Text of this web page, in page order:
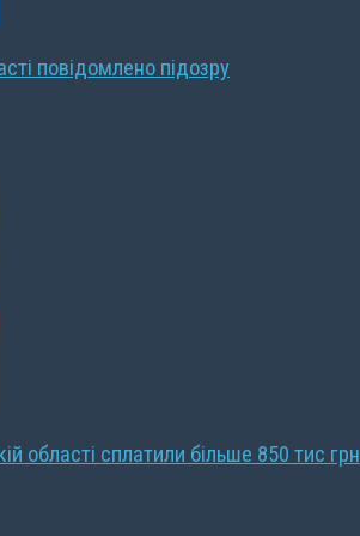
повідомлено підозру
області сплатили більше 850 тис грн